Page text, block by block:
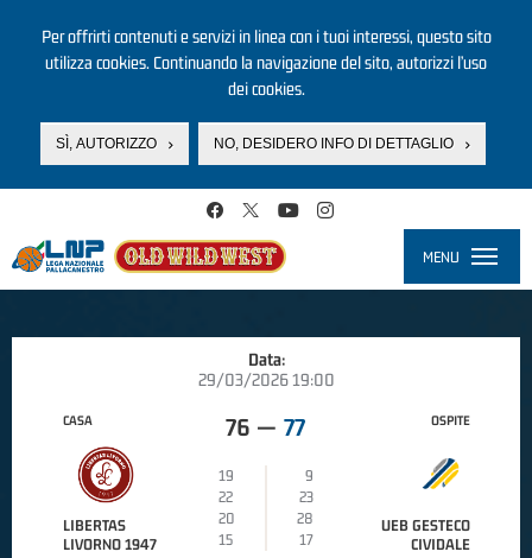
Per offrirti contenuti e servizi in linea con i tuoi interessi, questo sito
utilizza cookies. Continuando la navigazione del sito, autorizzi l’uso
dei cookies.
SÌ, AUTORIZZO NO, DESIDERO INFO DI DETTAGLIO
MENU
Data:
29/03/2026 19:00
CASA
LIBERTAS
LIVORNO 1947
76 — 77
19
9
22
23
20
28
15
17
OSPITE
UEB GESTECO
CIVIDALE